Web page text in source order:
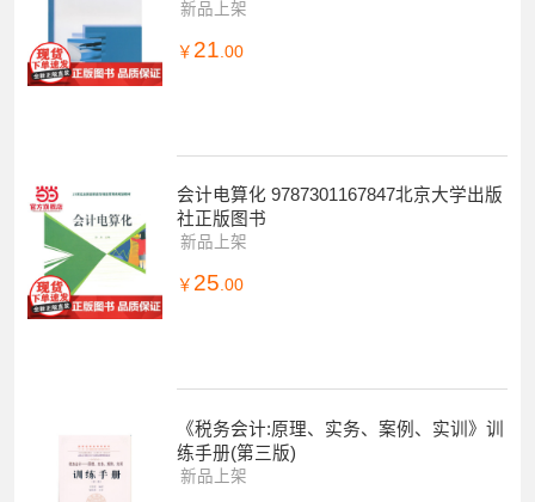
新品上架
￥ 21 .00
会计电算化 9787301167847北京大学出版
社正版图书
新品上架
￥ 25.00
《税务会计:原理、实务、案例、实训》训
练手册(第三版)
新品上架